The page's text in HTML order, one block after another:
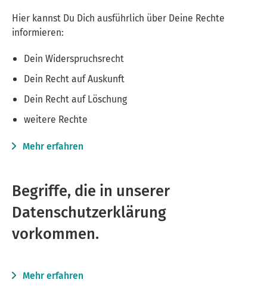
Hier kannst Du Dich ausführlich über Deine Rechte
informieren:
Dein Widerspruchsrecht
Dein Recht auf Auskunft
Dein Recht auf Löschung
weitere Rechte
Mehr erfahren
Begriffe, die in unserer
Datenschutzerklärung
vorkommen.
Mehr erfahren